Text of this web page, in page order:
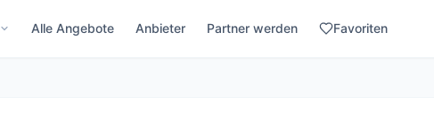
Alle Angebote Anbieter Partner werden Favoriten